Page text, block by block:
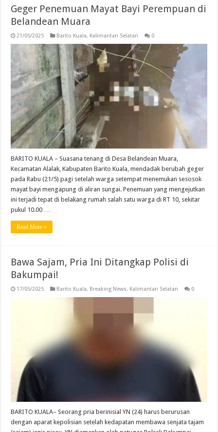
Geger Penemuan Mayat Bayi Perempuan di
Belandean Muara
21/05/2025 Barito Kuala, Kalimantan Selatan 0
BARITO KUALA – Suasana tenang di Desa Belandean Muara,
Kecamatan Alalak, Kabupaten Barito Kuala, mendadak berubah geger
pada Rabu (21/5) pagi setelah warga setempat menemukan sesosok
mayat bayi mengapung di aliran sungai. Penemuan yang mengejutkan
ini terjadi tepat di belakang rumah salah satu warga di RT 10, sekitar
pukul 10.00 …
Read More »
Bawa Sajam, Pria Ini Ditangkap Polisi di
Bakumpai!
17/05/2025 Barito Kuala, Breaking News, Kalimantan Selatan 0
BARITO KUALA– Seorang pria berinisial YN (24) harus berurusan
dengan aparat kepolisian setelah kedapatan membawa senjata tajam